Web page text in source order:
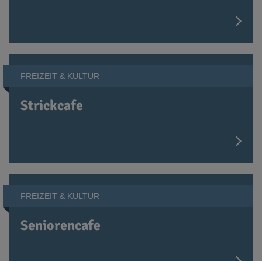
FREIZEIT & KULTUR
Strickcafe
FREIZEIT & KULTUR
Seniorencafe